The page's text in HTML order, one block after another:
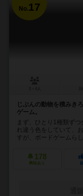
No.17
じぶんの動物を積みき
ゲーム。
まず、ひとり1種類ず
れ違う色をしていて、
すが、ボードゲームら
178
興味あり